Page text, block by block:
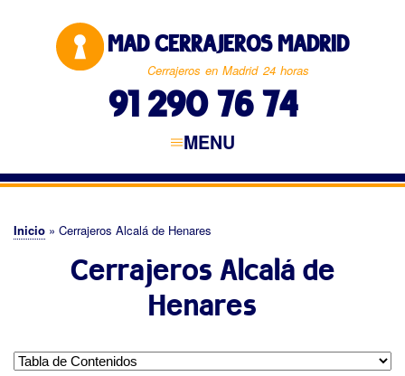
al
contenido
principal
MAD CERRAJEROS MADRID
Cerrajeros en Madrid 24 horas
91 290 76 74
principal
MENU
CERRAJEROS MADRID
MADRID CAPITAL
NORTE DE MADRID
ESTE DE MADRID
SUR DE MADRID
OESTE DE MADRID
Sobrescribir
enlaces
a
Inicio Cerrajeros Alcalá de Henares
Cerrajeros Alcalá de
Henares